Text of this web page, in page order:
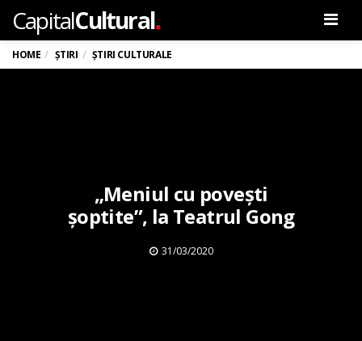
CapitalCultural.
HOME ȘTIRI ȘTIRI CULTURALE
„Meniul cu povești
șoptite”, la Teatrul Gong
31/03/2020